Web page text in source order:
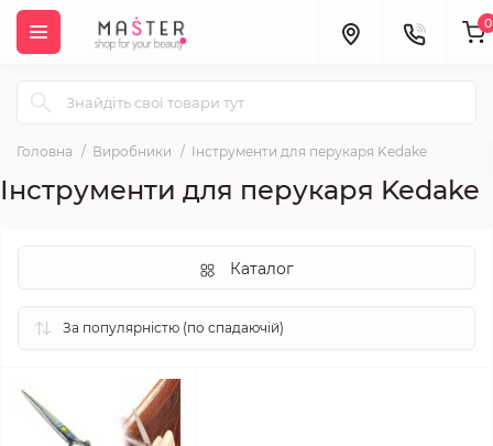
0
Головна Виробники Інструменти для перукаря Kedake
Інструменти для перукаря Kedake
Каталог